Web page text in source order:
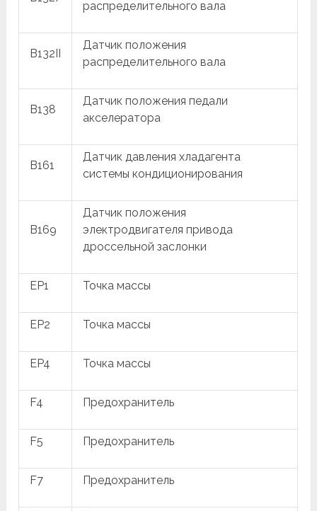
распределительного вала
B132II
Датчик положения
распределительного вала
B138
Датчик положения педали
акселератора
B161
Датчик давления хладагента
системы кондиционирования
B169
Датчик положения
электродвигателя привода
дроссельной заслонки
EP1 Точка массы
EP2 Точка массы
EP4 Точка массы
F4 Предохранитель
F5 Предохранитель
F7 Предохранитель